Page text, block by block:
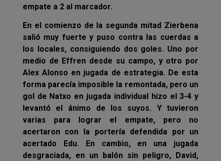
empate a 2 al marcador.
En el comienzo de la segunda mitad Zierbena
salió muy fuerte y puso contra las cuerdas a
los locales, consiguiendo dos goles. Uno por
medio de Effren desde su campo, y otro por
Alex Alonso en jugada de estrategia. De esta
forma parecía imposible la remontada, pero un
gol de Natxo en jugada individual hizo el 3-4 y
levantó el ánimo de los suyos. Y tuvieron
varias para lograr el empate, pero no
acertaron con la portería defendida por un
acertado Edu. En cambio, en una jugada
desgraciada, en un balón sin peligro, David,